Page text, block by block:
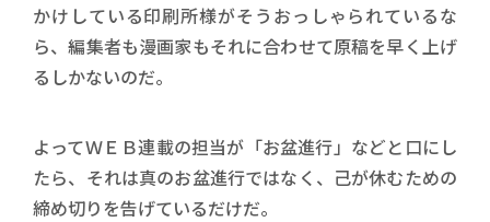
かけしている印刷所様がそうおっしゃられているな
ら、編集者も漫画家もそれに合わせて原稿を早く上げ
るしかないのだ。
よってＷＥＢ連載の担当が「お盆進行」などと口にし
たら、それは真のお盆進行ではなく、己が休むための
締め切りを告げているだけだ。